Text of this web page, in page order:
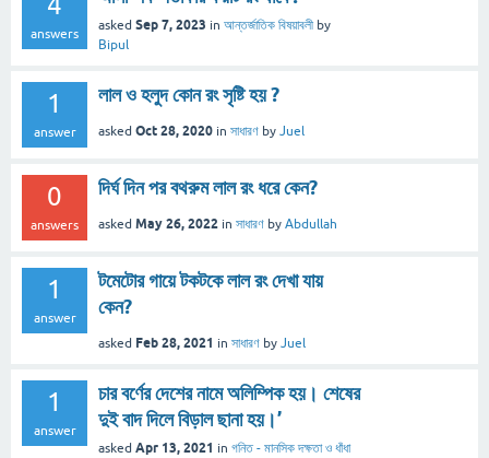
answers
asked Sep 7, 2023 in আন্তর্জাতিক বিষয়াবলী by
Bipul
1
answer
লাল ও হলুদ কোন রং সৃষ্টি হয় ?
asked Oct 28, 2020 in সাধারণ by Juel
0
answers
দির্ঘ দিন পর বথরুম লাল রং ধরে কেন?
asked May 26, 2022 in সাধারণ by Abdullah
1
answer
টমেটোর গায়ে টকটকে লাল রং দেখা যায়
কেন?
asked Feb 28, 2021 in সাধারণ by Juel
1
answer
চার বর্ণের দেশের নামে অলিম্পিক হয়। শেষের
দুই বাদ দিলে বিড়াল ছানা হয়।’
asked Apr 13, 2021 in গনিত - মানসিক দক্ষতা ও ধাঁধা